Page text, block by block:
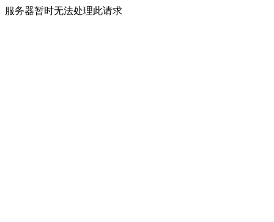
服务器暂时无法处理此请求